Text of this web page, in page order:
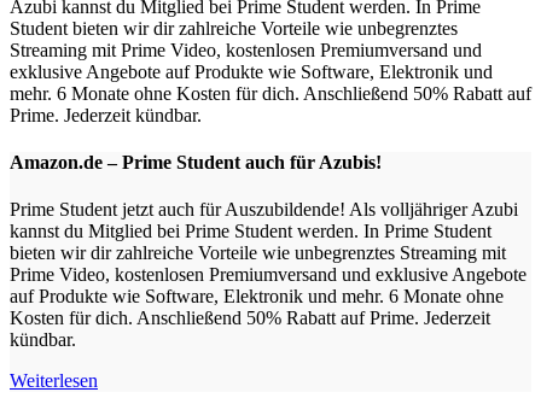
Amazon.de – Prime Student auch für Azubis!
Prime Student jetzt auch für Auszubildende! Als volljähriger Azubi
kannst du Mitglied bei Prime Student werden. In Prime Student
bieten wir dir zahlreiche Vorteile wie unbegrenztes Streaming mit
Prime Video, kostenlosen Premiumversand und exklusive Angebote
auf Produkte wie Software, Elektronik und mehr. 6 Monate ohne
Kosten für dich. Anschließend 50% Rabatt auf Prime. Jederzeit
kündbar.
Weiterlesen